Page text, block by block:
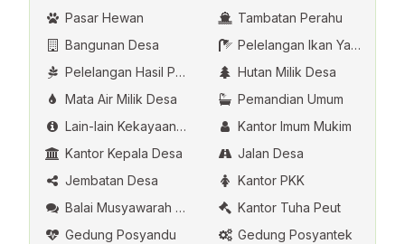
Pasar Hewan
Tambatan Perahu
Bangunan Desa
Pelelangan Ikan Yang Dikelola Oleh Desa
Pelelangan Hasil Pertanian
Hutan Milik Desa
Mata Air Milik Desa
Pemandian Umum
Lain-lain Kekayaan Asli Desa
Kantor Imum Mukim
Kantor Kepala Desa
Jalan Desa
Jembatan Desa
Kantor PKK
Balai Musyawarah Desa
Kantor Tuha Peut
Gedung Posyandu
Gedung Posyantek